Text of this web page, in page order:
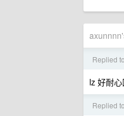
Replied
lz 好耐
Replied